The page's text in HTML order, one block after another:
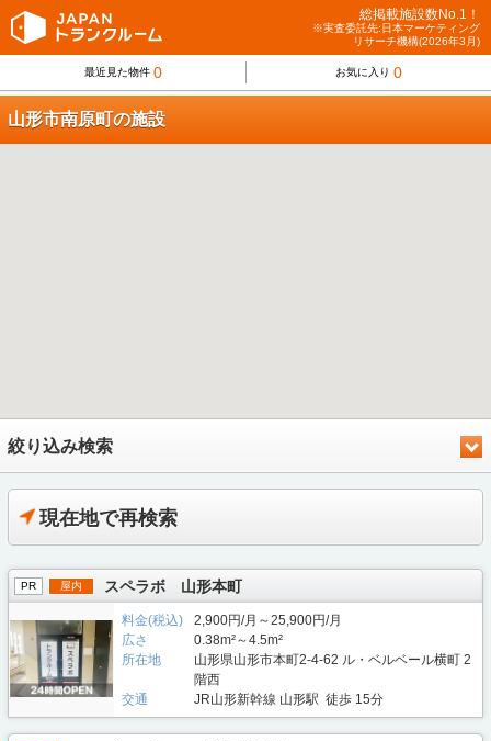
総掲載施設数No.1！
※実査委託先:日本マーケティング
リサーチ機構(2026年3月)
最近見た物件 0 お気に入り 0
山形市南原町の施設
絞り込み検索
現在地で再検索
PR 屋内 スペラボ 山形本町
料金(税込)
2,900円/月～25,900円/月
広さ
0.38m²～4.5m²
所在地
山形県山形市本町2-4-62 ル・ベルベール横町 2
階西
交通
JR山形新幹線 山形駅 徒歩 15分